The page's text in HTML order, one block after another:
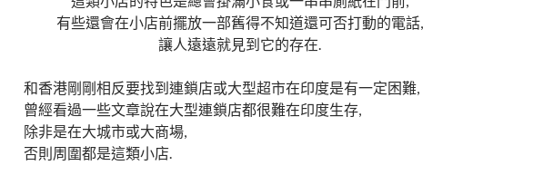
有些還會在小店前擺放一部舊得不知道還可否打動的電話,
讓人遠遠就見到它的存在.
和香港剛剛相反要找到連鎖店或大型超市在印度是有一定困難,
曾經看過一些文章說在大型連鎖店都很難在印度生存,
除非是在大城市或大商場,
否則周圍都是這類小店.